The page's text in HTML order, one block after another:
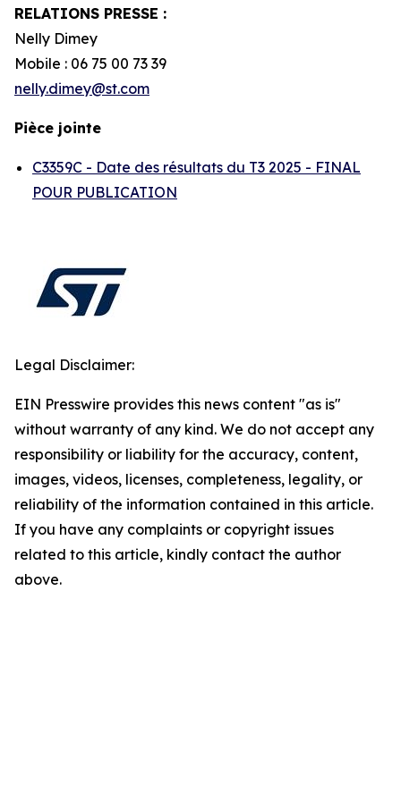
RELATIONS PRESSE :
Nelly Dimey
Mobile : 06 75 00 73 39
nelly.dimey@st.com
Pièce jointe
C3359C - Date des résultats du T3 2025 - FINAL
POUR PUBLICATION
Legal Disclaimer:
EIN Presswire provides this news content "as is"
without warranty of any kind. We do not accept any
responsibility or liability for the accuracy, content,
images, videos, licenses, completeness, legality, or
reliability of the information contained in this article.
If you have any complaints or copyright issues
related to this article, kindly contact the author
above.